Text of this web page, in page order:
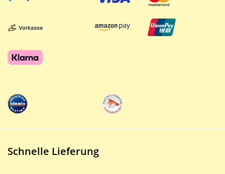
Schnelle Lieferung